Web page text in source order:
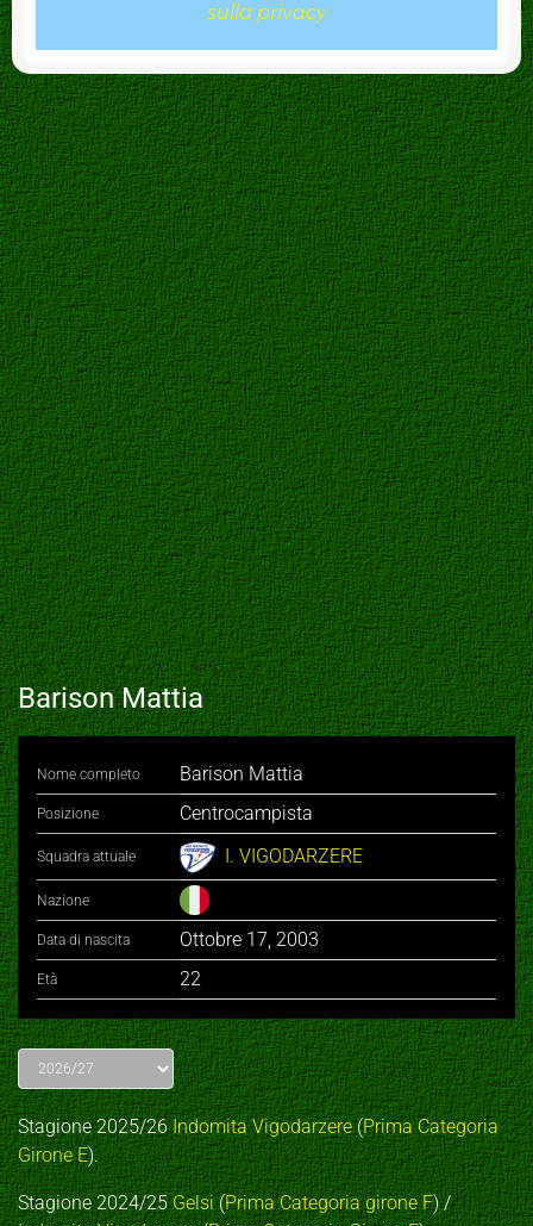
sulla privacy
Barison Mattia
Nome completo Barison Mattia
Posizione Centrocampista
Squadra attuale I. VIGODARZERE
Nazione
Data di nascita Ottobre 17, 2003
Età 22
Stagione 2025/26Indomita Vigodarzere(Prima Categoria
Girone E).
Stagione 2024/25Gelsi(Prima Categoria girone F) /